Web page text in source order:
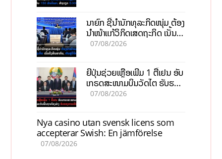
ນາຍົກ ຊີ້ນຳນັກທຸລະກິດໜຸ່ມ ຕ້ອງ
ນຳໜ້າແກ້ວິກິດເສດຖະກິດ ເນັ້ນດຶງ
ທຶນສາກົນ, ຫັນສູ່ດິຈິຕອນ
07/08/2026
ຍີ່ປຸ່ນຊ່ວຍເຫຼືອເພີ່ມ 1 ຕື້ເຢນ ອັບ
ເກຣດສະໜາມບິນວັດໄຕ ຮັບຮອງ
ການເຕີບໂຕ
07/08/2026
Nya casino utan svensk licens som
accepterar Swish: En jämförelse
07/08/2026